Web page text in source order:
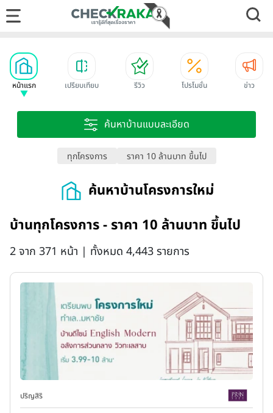
หน้าแรก เปรียบเทียบ รีวิว โปรโมชั่น ข่าว
ค้นหาบ้านแบบละเอียด
ทุกโครงการ ราคา 10 ล้านบาท ขึ้นไป
ค้นหาบ้านโครงการใหม่
บ้านทุกโครงการ - ราคา 10 ล้านบาท ขึ้นไป
2 จาก 371 หน้า | ทั้งหมด 4,443 รายการ
ปริญสิริ